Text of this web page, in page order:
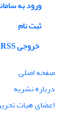
ورود به
ثبت نام
خروجی RSS
صفحه اصلی
درباره نشریه
اعضای هیات